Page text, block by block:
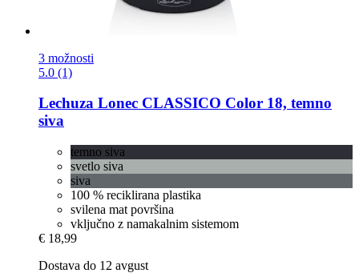
3 možnosti
5.0 (1)
Lechuza Lonec CLASSICO Color 18, temno
siva
temno siva
svetlo siva
siva
100 % reciklirana plastika
svilena mat površina
vključno z namakalnim sistemom
€ 18,99
Dostava do 12 avgust